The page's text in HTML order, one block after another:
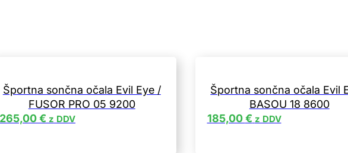
Športna sončna očala Evil Eye /
FUSOR PRO 05 9200
265,00€ z DDV
Športna sončna očala Evil
BASOU 18 8600
185,00€ z DDV